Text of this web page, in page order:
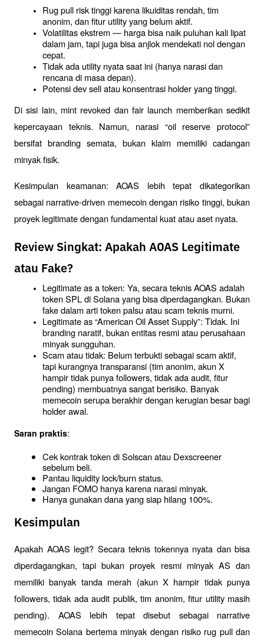
Rug pull risk tinggi karena likuiditas rendah, tim
anonim, dan fitur utility yang belum aktif.
Volatilitas ekstrem — harga bisa naik puluhan kali lipat
dalam jam, tapi juga bisa anjlok mendekati nol dengan
cepat.
Tidak ada utility nyata saat ini (hanya narasi dan
rencana di masa depan).
Potensi dev sell atau konsentrasi holder yang tinggi.
Di sisi lain, mint revoked dan fair launch memberikan sedikit
kepercayaan teknis. Namun, narasi “oil reserve protocol”
bersifat branding semata, bukan klaim memiliki cadangan
minyak fisik.
Kesimpulan keamanan: AOAS lebih tepat dikategorikan
sebagai narrative-driven memecoin dengan risiko tinggi, bukan
proyek legitimate dengan fundamental kuat atau aset nyata.
Review Singkat: Apakah AOAS Legitimate
atau Fake?
Legitimate as a token: Ya, secara teknis AOAS adalah
token SPL di Solana yang bisa diperdagangkan. Bukan
fake dalam arti token palsu atau scam teknis murni.
Legitimate as “American Oil Asset Supply”: Tidak. Ini
branding naratif, bukan entitas resmi atau perusahaan
minyak sungguhan.
Scam atau tidak: Belum terbukti sebagai scam aktif,
tapi kurangnya transparansi (tim anonim, akun X
hampir tidak punya followers, tidak ada audit, fitur
pending) membuatnya sangat berisiko. Banyak
memecoin serupa berakhir dengan kerugian besar bagi
holder awal.
Saran praktis:
Cek kontrak token di Solscan atau Dexscreener
sebelum beli.
Pantau liquidity lock/burn status.
Jangan FOMO hanya karena narasi minyak.
Hanya gunakan dana yang siap hilang 100%.
Kesimpulan
Apakah AOAS legit? Secara teknis tokennya nyata dan bisa
diperdagangkan, tapi bukan proyek resmi minyak AS dan
memiliki banyak tanda merah (akun X hampir tidak punya
followers, tidak ada audit publik, tim anonim, fitur utility masih
pending). AOAS lebih tepat disebut sebagai narrative
memecoin Solana bertema minyak dengan risiko rug pull dan